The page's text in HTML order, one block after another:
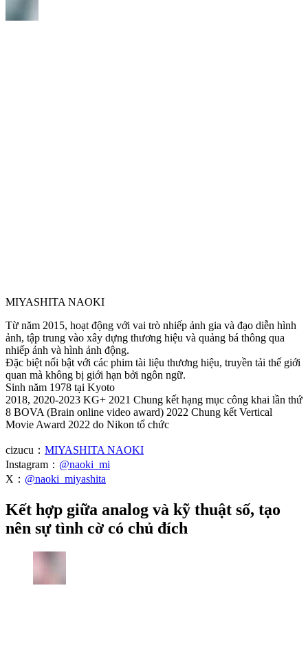
MIYASHITA NAOKI
Từ năm 2015, hoạt động với vai trò nhiếp ảnh gia và đạo diễn hình
ảnh, tập trung vào xây dựng thương hiệu và quảng bá thông qua
nhiếp ảnh và hình ảnh động.
Đặc biệt nổi bật với các phim tài liệu thương hiệu, truyền tải thế giới
quan mà không bị giới hạn bởi ngôn ngữ.
Sinh năm 1978 tại Kyoto
2018, 2020-2023 KG+ 2021 Chung kết hạng mục công khai lần thứ
8 BOVA (Brain online video award) 2022 Chung kết Vertical
Movie Award 2022 do Nikon tổ chức
cizucu： MIYASHITA NAOKI
Instagram： @naoki_mi
X： @naoki_miyashita
Kết hợp giữa analog và kỹ thuật số, tạo
nên sự tình cờ có chủ đích